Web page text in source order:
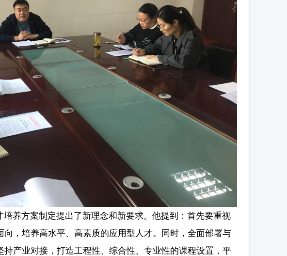
方案制定提出了新理念和新要求。他提到：首先要重视
，培养高水平、高素质的应用型人才。同时，全面部署与
产业对接，打造工程性、综合性、专业性的课程设置，平